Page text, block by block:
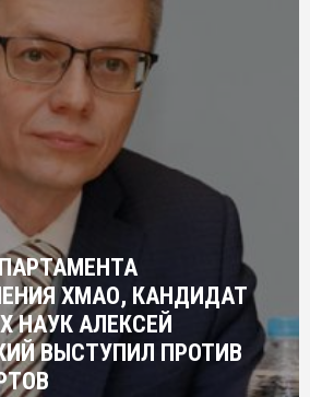
ХМАО, КАНДИДАТ
НАУК АЛЕКСЕЙ
ВЫСТУПИЛ ПРОТИВ